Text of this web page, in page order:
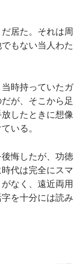
居た。それは周
もない当人わた
時持っていたガ
が、そこから足
したときに想像
いる。
悔したが、功徳
代は完全にスマ
なく、遠近両用
を十分には読み